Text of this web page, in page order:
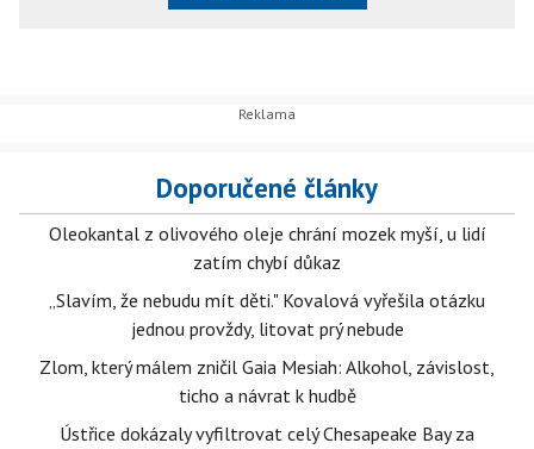
Doporučené články
Oleokantal z olivového oleje chrání mozek myší, u lidí
zatím chybí důkaz
„Slavím, že nebudu mít děti." Kovalová vyřešila otázku
jednou provždy, litovat prý nebude
Zlom, který málem zničil Gaia Mesiah: Alkohol, závislost,
ticho a návrat k hudbě
Ústřice dokázaly vyfiltrovat celý Chesapeake Bay za